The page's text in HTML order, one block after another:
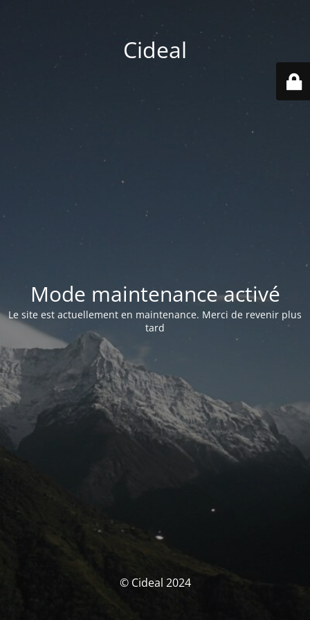
Cideal
Mode maintenance activé
Le site est actuellement en maintenance. Merci de revenir plus
tard
© Cideal 2024